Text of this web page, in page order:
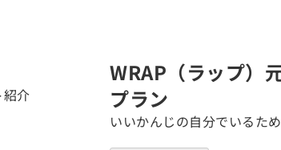
介
WRAP（ラップ）
プラン
いいかんじの自分でいるた